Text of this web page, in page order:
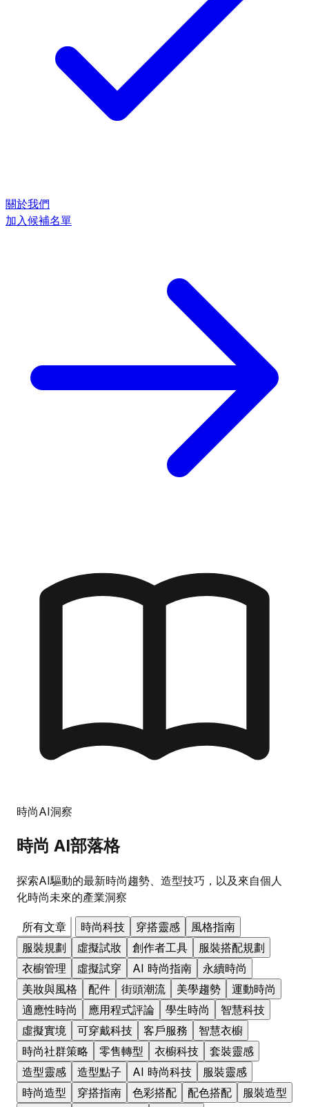
關於我們
加入候補名單
時尚AI洞察
時尚 AI部落格
探索AI驅動的最新時尚趨勢、造型技巧，以及來自個人
化時尚未來的產業洞察
所有文章 時尚科技 穿搭靈感
風格指南
服裝規劃
虛擬試妝 創作者工具
服裝搭配規劃
衣櫥管理
虛擬試穿 AI 時尚指南
永續時尚
美妝與風格
配件 街頭潮流 美學趨勢
運動時尚
適應性時尚
應用程式評論 學生時尚
智慧科技
虛擬實境
可穿戴科技 客戶服務
智慧衣櫥
時尚社群策略
零售轉型 衣櫥科技
套裝靈感
造型靈感
造型點子 AI 時尚科技
服裝靈感
時尚造型
穿搭指南 色彩搭配 配色搭配
服裝造型